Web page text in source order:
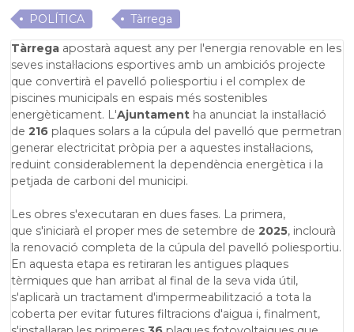
POLÍTICA Tàrrega
Tàrrega apostarà aquest any per l'energia renovable en les
seves instal·lacions esportives amb un ambiciós projecte
que convertirà el pavelló poliesportiu i el complex de
piscines municipals en espais més sostenibles
energèticament. L'Ajuntament ha anunciat la instal·lació
de216 plaques solars a la cúpula del pavelló que permetran
generar electricitat pròpia per a aquestes instal·lacions,
reduint considerablement la dependència energètica i la
petjada de carboni del municipi.
Les obres s'executaran en dues fases. La primera,
que s'iniciarà el proper mes de setembre de2025, inclourà
la renovació completa de la cúpula del pavelló poliesportiu.
En aquesta etapa es retiraran les antigues plaques
tèrmiques que han arribat al final de la seva vida útil,
s'aplicarà un tractament d'impermeabilització a tota la
coberta per evitar futures filtracions d'aigua i, finalment,